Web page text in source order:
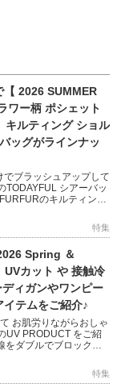
【 2026 SUMMER
ワー柄 ポシェット
キルティング ショル
ッグがラインナッ
でブラッシュアップして
TODAYFUL シアーバッ
のキルティング
特集
Spring ＆
カット や 接触冷
ィガンやワンピー
テムをご紹介♪
お肌労りながらおしゃ
UV PRODUCT をご紹
ダブルでブロック、
特集